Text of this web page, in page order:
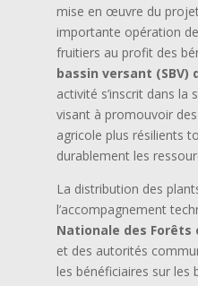
mise en œuvre du
importante opération
fruitiers au profit des
bassin versant (SBV)
activité s’inscrit dans la
visant à promouvoir
agricole plus résilients
durablement les
La distribution des
l’accompagnement
Nationale des Forêts
et des autorités
les bénéficiaires sur les